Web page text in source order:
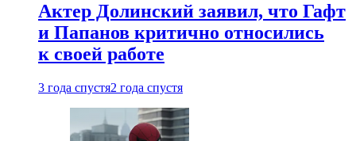
Актер Долинский заявил, что Гафт
и Папанов критично относились
к своей работе
3 года спустя2 года спустя